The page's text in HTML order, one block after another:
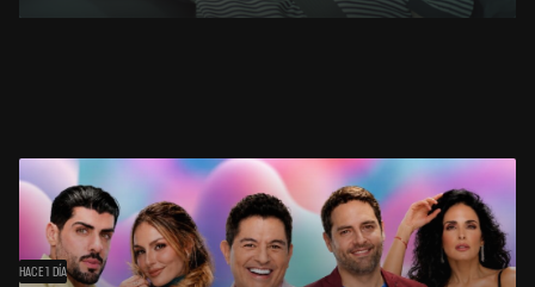
HACE 1 DÍA